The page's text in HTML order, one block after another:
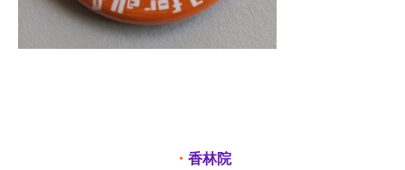
・ 香林院